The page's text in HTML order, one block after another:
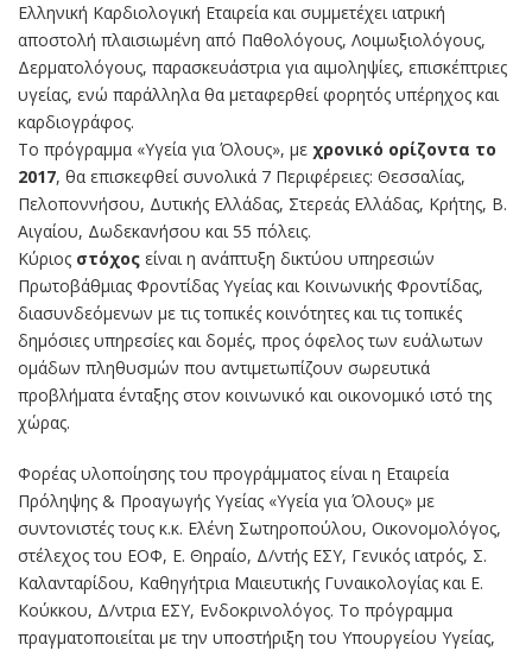
Ελληνική Καρδιολογική Εταιρεία και συμμετέχει ιατρική
αποστολή πλαισιωμένη από Παθολόγους, Λοιμωξιολόγους,
Δερματολόγους, παρασκευάστρια για αιμοληψίες, επισκέπτριες
υγείας, ενώ παράλληλα θα μεταφερθεί φορητός υπέρηχος και
καρδιογράφος.
Το πρόγραμμα «Υγεία για Όλους», με χρονικό ορίζοντα το
2017, θα επισκεφθεί συνολικά 7 Περιφέρειες: Θεσσαλίας,
Πελοποννήσου, Δυτικής Ελλάδας, Στερεάς Ελλάδας, Κρήτης, Β.
Αιγαίου, Δωδεκανήσου και 55 πόλεις.
Κύριος στόχος είναι η ανάπτυξη δικτύου υπηρεσιών
Πρωτοβάθμιας Φροντίδας Υγείας και Κοινωνικής Φροντίδας,
διασυνδεόμενων με τις τοπικές κοινότητες και τις τοπικές
δημόσιες υπηρεσίες και δομές, προς όφελος των ευάλωτων
ομάδων πληθυσμών που αντιμετωπίζουν σωρευτικά
προβλήματα ένταξης στον κοινωνικό και οικονομικό ιστό της
χώρας.
Φορέας υλοποίησης του προγράμματος είναι η Εταιρεία
Πρόληψης & Προαγωγής Υγείας «Υγεία για Όλους» με
συντονιστές τους κ.κ. Ελένη Σωτηροπούλου, Οικονομολόγος,
στέλεχος του ΕΟΦ, Ε. Θηραίο, Δ/ντής ΕΣΥ, Γενικός ιατρός, Σ.
Καλανταρίδου, Καθηγήτρια Μαιευτικής Γυναικολογίας και Ε.
Κούκκου, Δ/ντρια ΕΣΥ, Ενδοκρινολόγος. Το πρόγραμμα
πραγματοποιείται με την υποστήριξη του Υπουργείου Υγείας,